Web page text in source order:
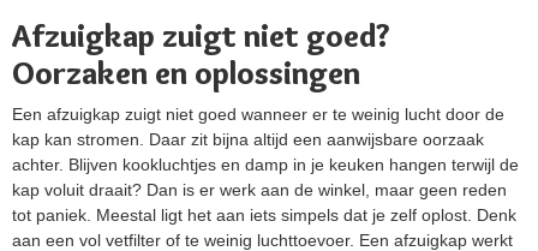
Afzuigkap zuigt niet goed?
Oorzaken en oplossingen
Een afzuigkap zuigt niet goed wanneer er te weinig lucht door de
kap kan stromen. Daar zit bijna altijd een aanwijsbare oorzaak
achter. Blijven kookluchtjes en damp in je keuken hangen terwijl de
kap voluit draait? Dan is er werk aan de winkel, maar geen reden
tot paniek. Meestal ligt het aan iets simpels dat je zelf oplost. Denk
aan een vol vetfilter of te weinig luchttoevoer. Een afzuigkap werkt